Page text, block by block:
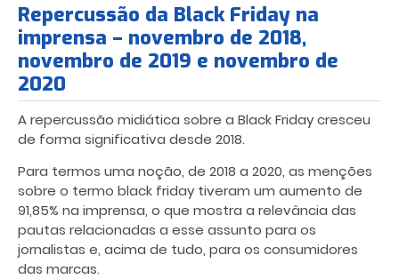
Repercussão da Black Friday na
imprensa – novembro de 2018,
novembro de 2019 e novembro de
2020
A repercussão midiática sobre a Black Friday cresceu
de forma significativa desde 2018.
Para termos uma noção, de 2018 a 2020, as menções
sobre o termo black friday tiveram um aumento de
91,85% na imprensa, o que mostra a relevância das
pautas relacionadas a esse assunto para os
jornalistas e, acima de tudo, para os consumidores
das marcas.